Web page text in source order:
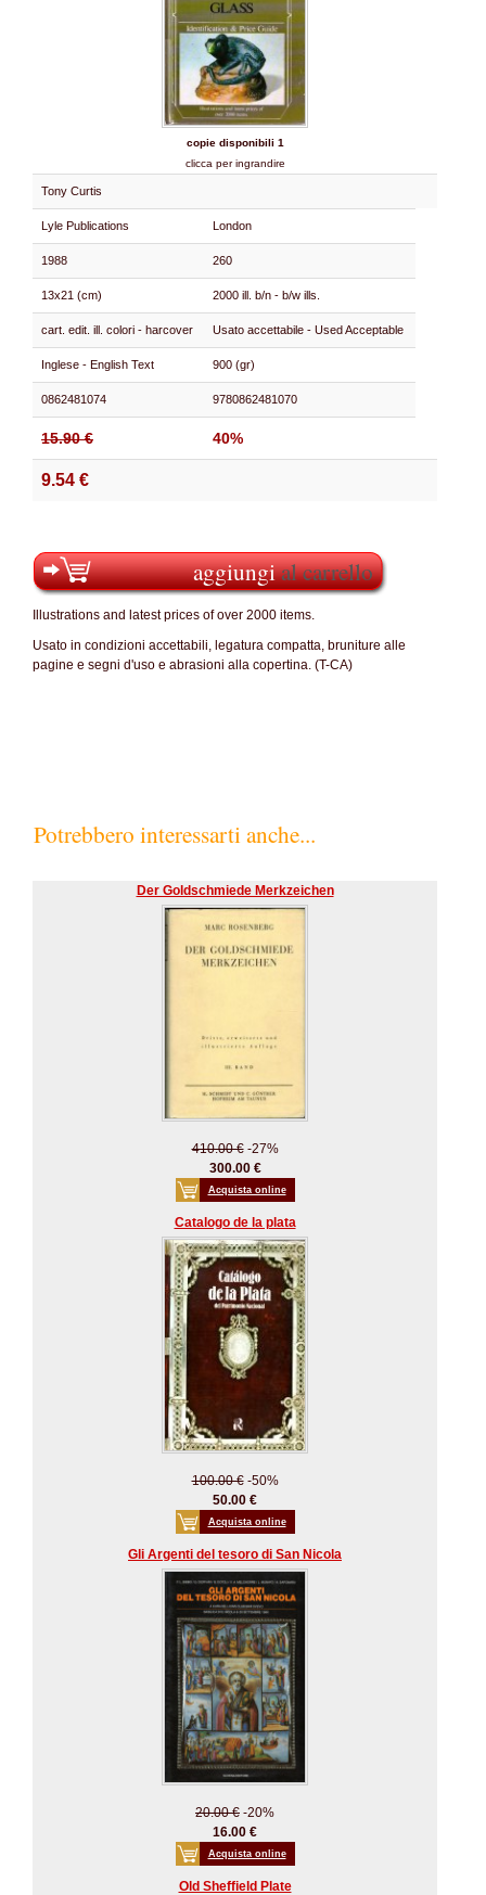
copie disponibili 1
clicca per ingrandire
Tony Curtis
Lyle Publications London
1988 260
13x21 (cm) 2000 ill. b/n - b/w ills.
cart. edit. ill. colori - harcover Usato accettabile - Used Acceptable
Inglese - English Text 900 (gr)
0862481074 9780862481070
15.90 € 40%
9.54 €
aggiungial carrello
Illustrations and latest prices of over 2000 items.
Usato in condizioni accettabili, legatura compatta, bruniture alle
pagine e segni d'uso e abrasioni alla copertina. (T-CA)
Potrebbero interessarti anche...
Der Goldschmiede Merkzeichen
410.00 €-27%
300.00 €
Acquista online
Catalogo de la plata
100.00 €-50%
50.00 €
Acquista online
Gli Argenti del tesoro di San Nicola
20.00 € -20%
16.00 €
Acquista online
Old Sheffield Plate